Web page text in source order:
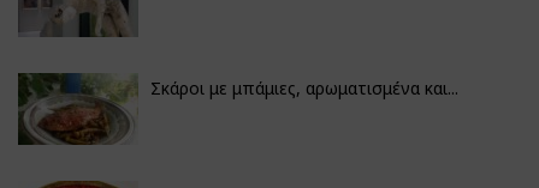
Σκάροι με μπάμιες, αρωματισμένα και...